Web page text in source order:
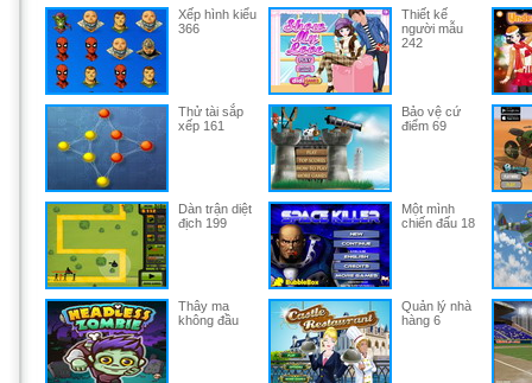
Xếp hình kiểu
366
Thiết kế
người mẫu
242
Thử tài sắp
xếp 161
Bảo vệ cứ
điểm 69
Dàn trận diệt
địch 199
Một mình
chiến đấu 18
Thây ma
không đầu
Quản lý nhà
hàng 6